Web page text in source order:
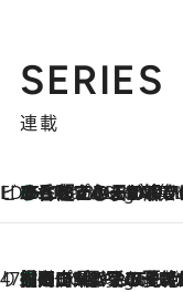
SERIES
連載
ビューティいいもの集め EDITORS' BEST
5 Hours Ago
35℃超えの日の夜、枕にひと吹き！ BAUMのルームスプレーが、ひのきの香りで心まで解きほぐす
47都道府県の手みやげ ひんやりスイーツで夏を満喫
5 Hours Ago
【岡山県】この夏絶対食べたい 冷やしておいしいおやつ3選 フルーツが主役のプリンやアイスが勢揃い